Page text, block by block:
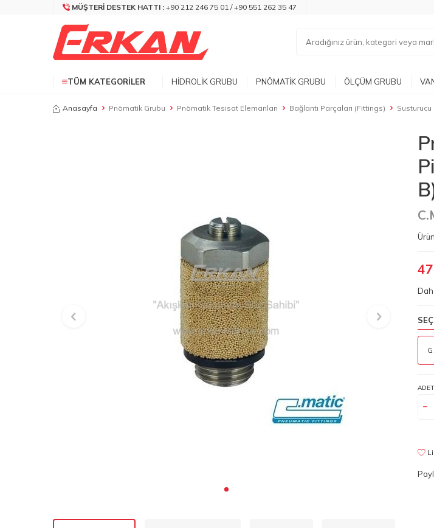
MÜŞTERI DESTEK HATTI : +90 212 246 75 01 / +90 551 262 35 47
TÜM KATEGORILER HIDROLIK GRUBU PNÖMATIK GRUBU ÖLÇÜM GRUBU
Anasayfa Pnömatik Grubu Pnömatik Tesisat Elemanları Bağlantı Parçaları (Fittings) Susturucu
ADET